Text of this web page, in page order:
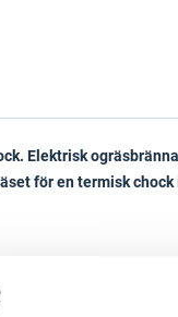
Elektrisk
för en termisk
Elektrisk
en termisk chock i ca 3